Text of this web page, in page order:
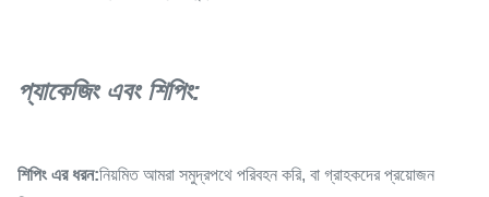
প্যাকেজিং এবং শিপিং:
শিপিং এর ধরন:নিয়মিত আমরা সমুদ্রপথে পরিবহন করি, বা গ্রাহকদের প্রয়োজন